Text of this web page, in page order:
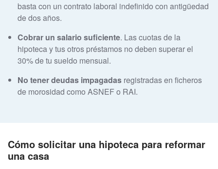
basta con un contrato laboral indefinido con antigüedad
de dos años.
Cobrar un salario suficiente. Las cuotas de la
hipoteca y tus otros préstamos no deben superar el
30% de tu sueldo mensual.
No tener deudas impagadas registradas en ficheros
de morosidad como ASNEF o RAI.
Cómo solicitar una hipoteca para reformar
una casa